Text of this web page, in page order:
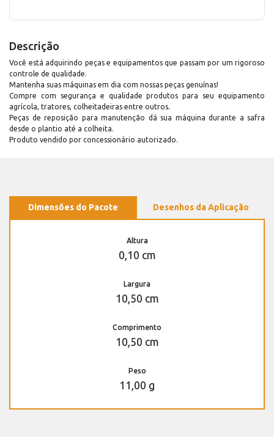
Descrição
Você está adquirindo peças e equipamentos que passam por um rigoroso
controle de qualidade.
Mantenha suas máquinas em dia com nossas peças genuínas!
Compre com segurança e qualidade produtos para seu equipamento
agrícola, tratores, colheitadeiras entre outros.
Peças de reposição para manutenção dá sua máquina durante a safra
desde o plantio até a colheita.
Produto vendido por concessionário autorizado.
Dimensões do Pacote Desenhos da Aplicação
Altura
0,10 cm
Largura
10,50 cm
Comprimento
10,50 cm
Peso
11,00 g